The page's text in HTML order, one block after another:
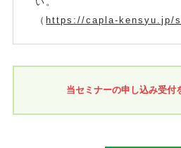
（ https://capla-kensyu.jp/
当セミナーの申し込み受付